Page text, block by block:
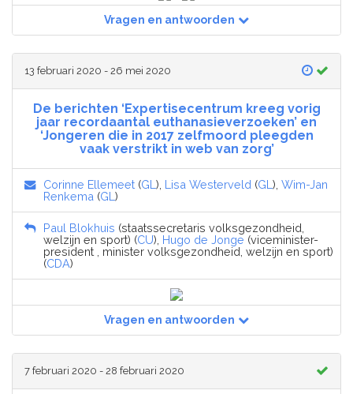
Vragen en antwoorden
13 februari 2020 - 26 mei 2020
De berichten ‘Expertisecentrum kreeg vorig
jaar recordaantal euthanasieverzoeken’ en
‘Jongeren die in 2017 zelfmoord pleegden
vaak verstrikt in web van zorg’
Corinne Ellemeet (GL ), Lisa Westerveld (GL ), Wim-Jan
Renkema (GL )
Paul Blokhuis (staatssecretaris volksgezondheid,
welzijn en sport) (CU), Hugo de Jonge (viceminister-
president , minister volksgezondheid, welzijn en sport)
(CDA)
Vragen en antwoorden
7 februari 2020 - 28 februari 2020